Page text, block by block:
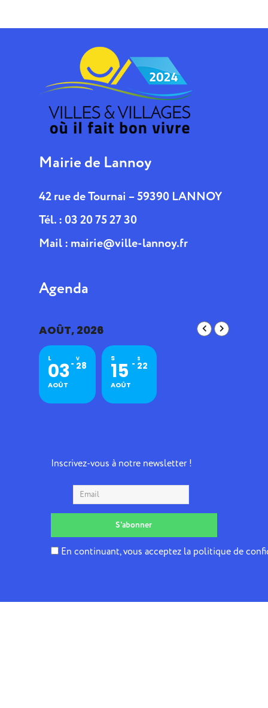
Mairie de Lannoy
42 rue de Tournai – 59390 LANNOY
Tél. : 03 20 75 27 30
Mail : mairie@ville-lannoy.fr
Agenda
AOÛT, 2026
L
03
AOÛT
V
28
S
15
AOÛT
S
22
Inscrivez-vous à notre newsletter !
En continuant, vous acceptez la politique de